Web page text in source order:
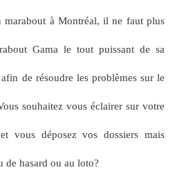
marabout à Montréal, il ne faut plus
Gama le tout puissant de sa
de résoudre les problèmes sur le
souhaitez vous éclairer sur votre
vous déposez vos dossiers mais
de hasard ou au loto?